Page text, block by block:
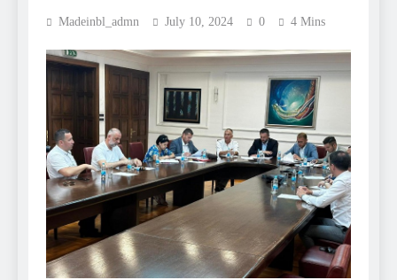
Madeinbl_admn July 10, 2024 0 4 Mins